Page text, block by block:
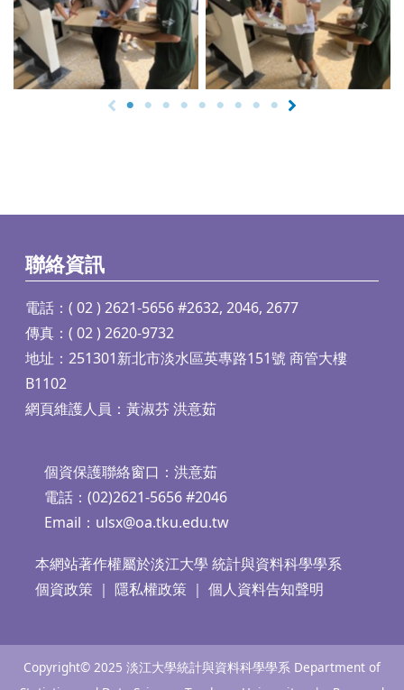
No Caption No Caption
聯絡資訊
電話：( 02 ) 2621-5656 #2632, 2046, 2677
傳真：( 02 ) 2620-9732
地址：251301新北市淡水區英專路151號 商管大樓
B1102
網頁維護人員：黃淑芬 洪意茹
個資保護聯絡窗口：洪意茹
電話：(02)2621-5656 #2046
Email： ulsx@oa.tku.edu.tw
本網站著作權屬於淡江大學 統計與資料科學學系
個資政策｜ 隱私權政策｜ 個人資料告知聲明
Copyright© 2025 淡江大學統計與資料科學學系 Department of